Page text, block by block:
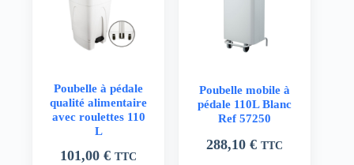
Poubelle à pédale
qualité alimentaire
avec roulettes 110
L
101,00€ TTC
Poubelle mobile à
pédale 110L Blanc
Ref 57250
288,10€ TTC